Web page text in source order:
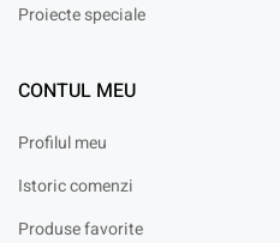
Proiecte speciale
CONTUL MEU
Profilul meu
Istoric comenzi
Produse favorite